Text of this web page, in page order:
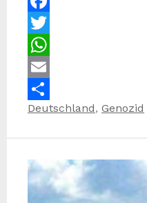
Facebook
Twitter
WhatsApp
Email
Teilen
Kategorien
Deutschland, Genozid